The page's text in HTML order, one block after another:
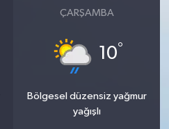
ÇARŞAMBA
10°
Bölgesel düzensiz yağmur
yağışlı